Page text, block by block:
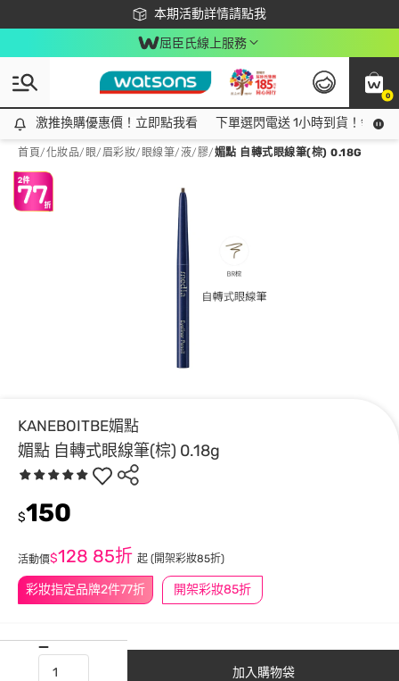
本期活動詳情請點我
下載app最高回饋$350
屈臣氏線上服務
0
激推換購優惠價！立即點我看
激推換購優惠價！立即點我看 下單選閃電送 1小時到貨！領神
首頁/化妝品/ 眼/眉彩妝/ 眼線筆/液/膠/媚點 自轉式眼線筆(棕) 0.18G
KANEBOITBE媚點
媚點 自轉式眼線筆(棕) 0.18g
彩妝指定品牌2件77折 開架彩妝85折
$150
活動價$128 85折 起 (開架彩妝85折)
加入購物袋